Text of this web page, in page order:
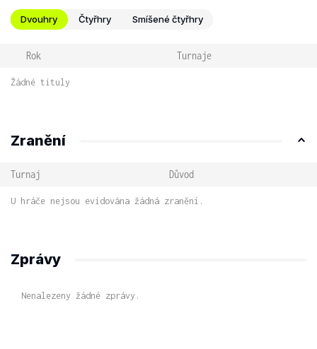
Dvouhry Čtyřhry Smíšené čtyřhry
Rok Turnaje
Žádné tituly
Zranění
Turnaj Důvod
U hráče nejsou evidována žádná zranění.
Zprávy
Nenalezeny žádné zprávy.